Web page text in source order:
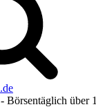
- Börsentäglich über